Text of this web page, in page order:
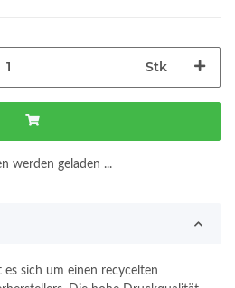
Stk
werden geladen ...
es sich um einen recycelten